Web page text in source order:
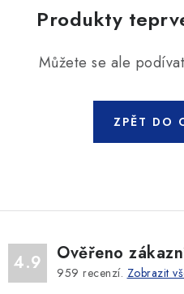
Podmínky ochrany osobních
Produkty
Můžete se ale
ZPĚT DO
4.9 Ověřeno
959 recenzí. Zobrazit